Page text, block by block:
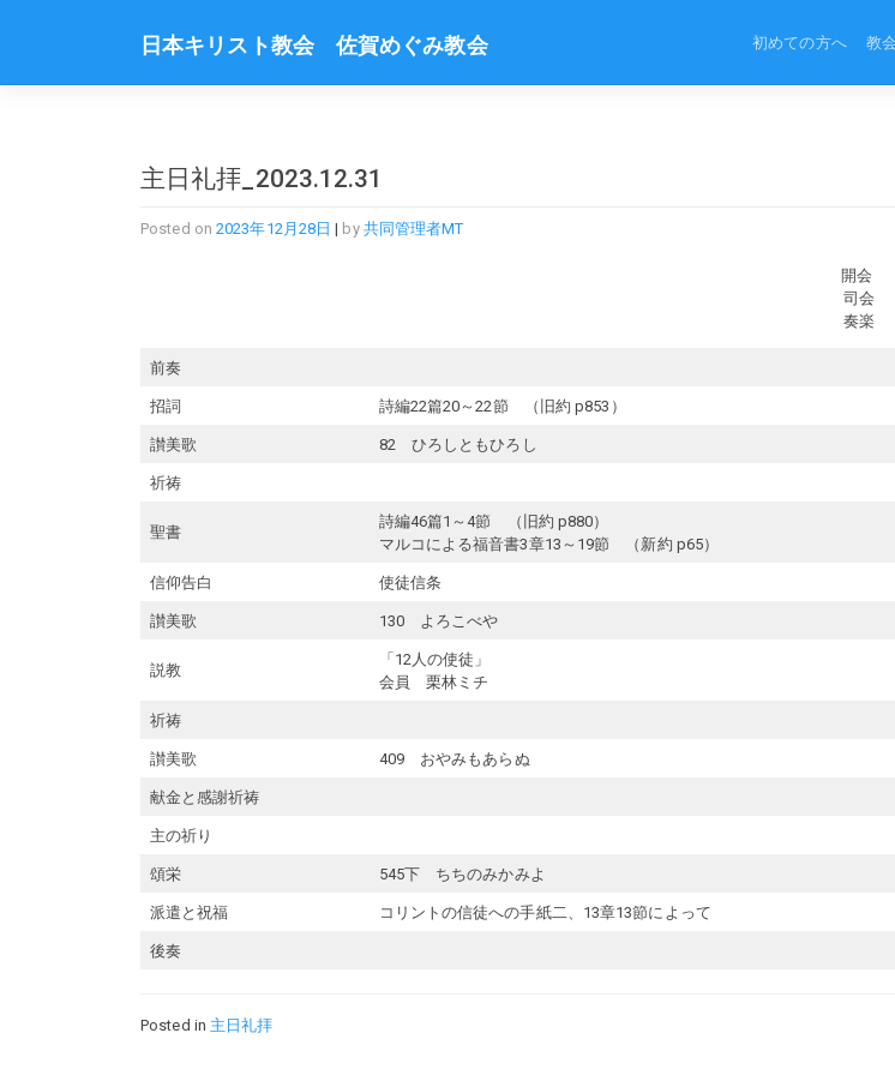
日本キリスト教会 佐賀めぐみ教会 初めての方へ 教
主日礼拝_2023.12.31
Posted on 2023年12月28日 | by 共同管理者MT
開
司
奏
前奏
招詞 詩編22篇20～22節 （旧約 p853）
讃美歌 82 ひろしともひろし
祈祷
聖書
詩編46篇1～4節 （旧約 p880）
マルコによる福音書3章13～19節 （新約 p65）
信仰告白 使徒信条
讃美歌 130 よろこべや
説教
「12人の使徒」
会員 栗林ミチ
祈祷
讃美歌 409 おやみもあらぬ
献金と感謝祈祷
主の祈り
頌栄 545下 ちちのみかみよ
派遣と祝福 コリントの信徒への手紙二、13章13節によって
後奏
Posted in 主日礼拝